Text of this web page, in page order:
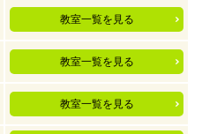
教室一覧を見る
教室一覧を見る
教室一覧を見る